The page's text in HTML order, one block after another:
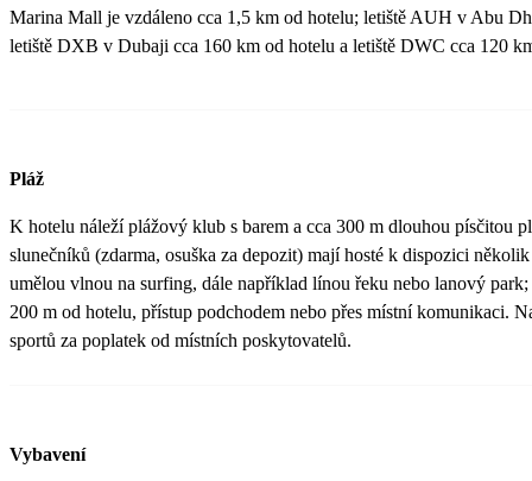
Marina Mall je vzdáleno cca 1,5 km od hotelu; letiště AUH v Abu
letiště DXB v Dubaji cca 160 km od hotelu a letiště DWC cca 120
Pláž
K hotelu náleží plážový klub s barem a cca 300 m dlouhou písčitou
slunečníků (zdarma, osuška za depozit) mají hosté k dispozici
umělou vlnou na surfing, dále například línou řeku nebo lanový
200 m od hotelu, přístup podchodem nebo přes místní komunikaci.
sportů za poplatek od místních poskytovatelů.
Vybavení